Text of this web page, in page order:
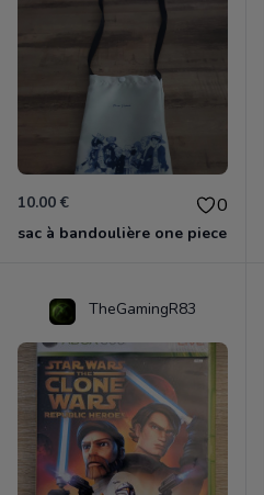
10.00 € 0
sac à bandoulière one piece
TheGamingR83